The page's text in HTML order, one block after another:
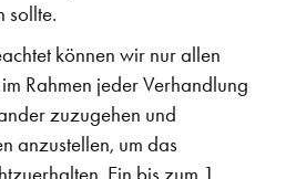
sollte.
können wir nur allen
Rahmen jeder Verhandlung
zuzugehen und
anzustellen, um das